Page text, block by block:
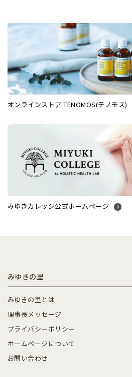
オンラインストア TENOMOS(テノモス)
みゆきカレッジ公式ホームページ
みゆきの里
みゆきの里とは
理事長メッセージ
プライバシーポリシー
ホームページについて
お問い合わせ